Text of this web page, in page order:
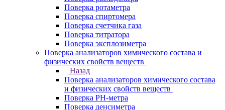
Поверка ротаметра
Поверка спиртомера
Поверка счетчика газа
Поверка титратора
Поверка эксплозиметра
Поверка анализаторов химического состава и
физических свойств веществ
Назад
Поверка анализаторов химического состава
и физических свойств веществ
Поверка PH-метра
Поверка денсиметра